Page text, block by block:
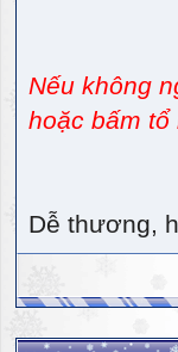
Nếu không
hoặc bấm tổ
Dễ thương,